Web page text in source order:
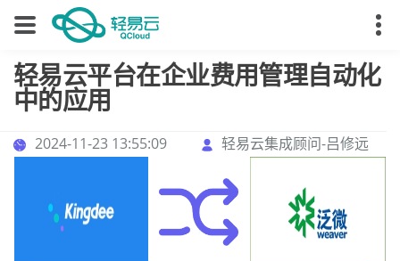
轻易云平台在企业费用管理自动化
中的应用
2024-11-23 13:55:09 轻易云集成顾问-吕修远